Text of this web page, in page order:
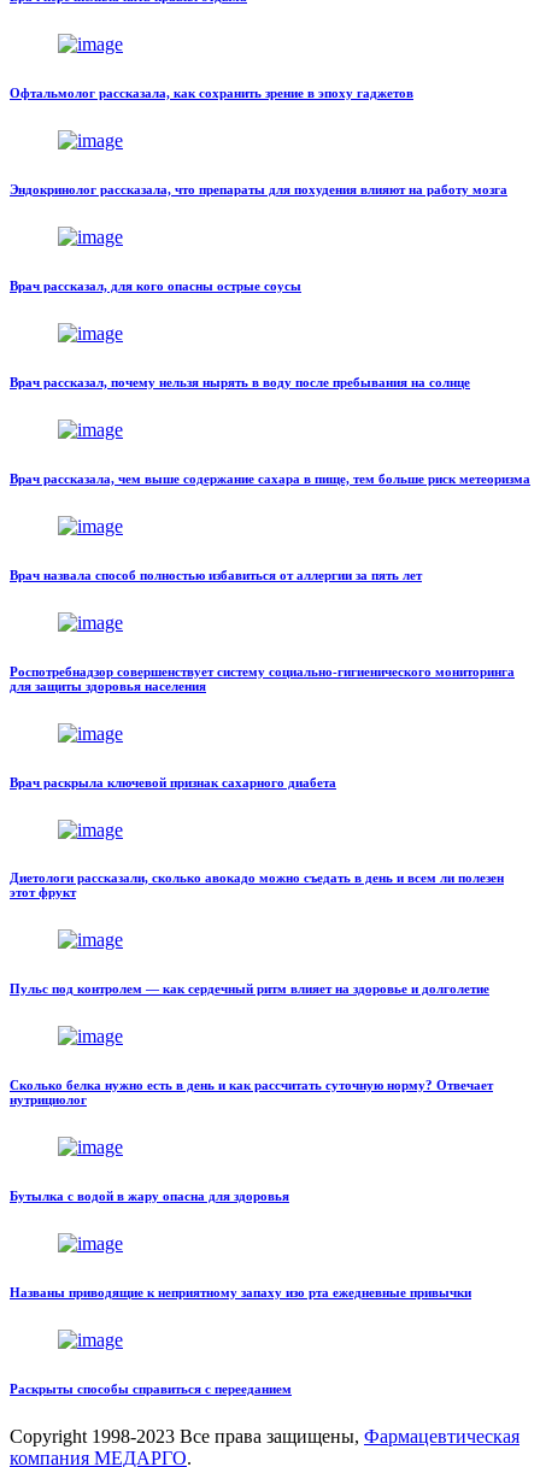
Офтальмолог рассказала, как сохранить зрение в эпоху гаджетов
Эндокринолог рассказала, что препараты для похудения влияют на работу мозга
Врач рассказал, для кого опасны острые соусы
Врач рассказал, почему нельзя нырять в воду после пребывания на солнце
Врач рассказала, чем выше содержание сахара в пище, тем больше риск метеоризма
Врач назвала способ полностью избавиться от аллергии за пять лет
Роспотребнадзор совершенствует систему социально-гигиенического мониторинга
для защиты здоровья населения
Врач раскрыла ключевой признак сахарного диабета
Диетологи рассказали, сколько авокадо можно съедать в день и всем ли полезен
этот фрукт
Пульс под контролем — как сердечный ритм влияет на здоровье и долголетие
Сколько белка нужно есть в день и как рассчитать суточную норму? Отвечает
нутрициолог
Бутылка с водой в жару опасна для здоровья
Названы приводящие к неприятному запаху изо рта ежедневные привычки
Раскрыты способы справиться с перееданием
Copyright 1998-2023 Все права защищены, Фармацевтическая
компания МЕДАРГО.